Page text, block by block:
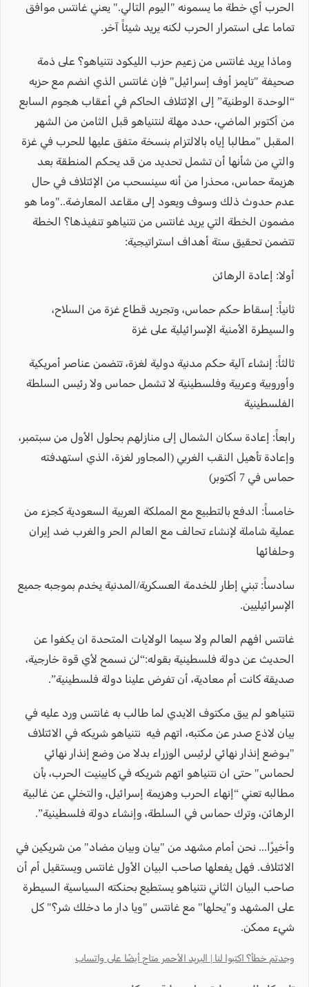
الحرب أي خطة ما يسمونه "اليوم التالي." يعني غانتس موافق
تماما على استمرار الحرب لكنه يريد شيئاً آخر.
وماذا يريد غانتس من زعيم حزب الليكود نتنياهو؟ على ذمة
صحيفة "تايمز أوف إسرائيل" فإن غانتس الذي انضم مع حزبه
“الوحدة الوطنية” إلى الإئتلاف الحاكم في أعقاب هجوم السابع
من أكتوبر الماضي، حدد مهلة لنتنياهو قبل الثامن من الشهر
المقبل "مطالبا إياه بالالتزام بنسخة متفق عليها للحرب في غزة
والتي من شأنها أن تشمل تحديد من قد يحكم المنطقة بعد
هزيمة حماس، محذرا من أنه سينسحب من الإئتلاف في حال
عدم حدوث ذلك وسوف ويعود إلى مقاعد المعارضة.."وما هو
مضمون الخطة التي يريد غانتس من نتنياهو تنفيذها؟ الخطة
تتضمن تحقيق ستة أهداف استراتيجية:
أولا: إعادة الرهائن
ثانياً: إسقاط حكم حماس، وتجريد قطاع غزة من السلاح،
والسيطرة الأمنية الإسرائيلية على غزة
ثالثاً: إنشاء آلية حكم مدنية دولية لغزة، تتضمن عناصر أمريكية
وأوروبية وعربية وفلسطينية لا تشمل حماس ولا رئيس السلطة
الفلسطينية
رابعاً: إعادة سكان الشمال إلى منازلهم بحلول الأول من سبتمبر،
وإعادة تأهيل النقب الغربي (المجاور لغزة، الذي استهدفته
حماس في 7 أكتوبر)
خامساً: الدفع بالتطبيع مع المملكة العربية السعودية كجزء من
عملية شاملة لإنشاء تحالف مع العالم الحر والغرب ضد إيران
وحلفائها
سادساً: تبني إطار للخدمة العسكرية/المدنية يخدم بموجبه جميع
الإسرائيليين.
غانتس افهم العالم ولا سيما الولايات المتحدة ان يكفوا عن
الحديث عن دولة فلسطينية بقوله:“لن نسمح لأي قوة خارجية،
صديقة كانت أم معادية، أن تفرض علينا دولة فلسطينية”.
نتنياهو لم يبق مكتوف الايدي لما طالب به غانتس ورد عليه في
بيان لاذع صدر عن مكتبه، اتهم فيه نتنياهو شريكه في الائتلاف
"بـوضع إنذار نهائي لرئيس الوزراء بدلا من وضع إنذار نهائي
لحماس" حتى ان نتنياهو اتهم شريكه في كابينيت الحرب، بأن
مطالبه تعني “إنهاء الحرب وهزيمة إسرائيل، والتخلي عن غالبية
الرهائن، وترك حماس في السلطة، وإنشاء دولة فلسطينية”.
وأخيرًا... نحن أمام مشهد من "بيان وبيان مضاد" من شريكين في
الائتلاف. فهل يفعلها صاحب البيان الأول غانتس ويستقيل أم أن
صاحب البيان الثاني نتنياهو يستطيع بحنكته السياسية السيطرة
على المشهد و"يحلها" مع غانتس "ويا دار ما دخلك شر؟" كل
شيء ممكن.
وجدتم خطأ؟ اكتبوا لنا | البريد الأحمر متاح أيضًا على واتساب